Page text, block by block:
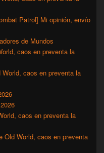
Patrol] Mi opinión, envío
de Mundos
caos en preventa la
caos en preventa la
caos en preventa la
Old World, caos en preventa